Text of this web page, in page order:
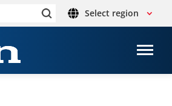
Select region